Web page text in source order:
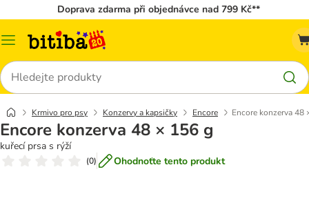
Doprava zdarma při objednávce nad 799 Kč**
Kategorie
Hledat
Krmivo pro psy Konzervy a kapsičky Encore Encore konzerva 48
Encore konzerva 48 × 156 g
kuřecí prsa s rýží
(0) Ohodnoťte tento produkt